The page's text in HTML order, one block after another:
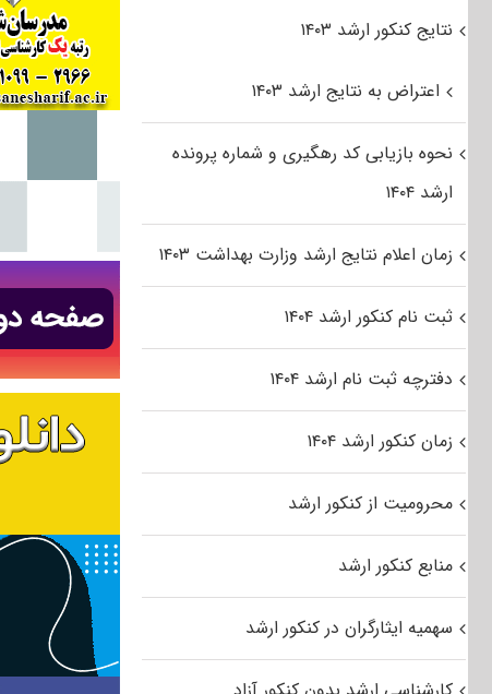
نتایج کنکور ارشد ۱۴۰۳
اعتراض به نتایج ارشد ۱۴۰۳
نحوه بازیابی کد رهگیری و شماره پرونده
ارشد ۱۴۰۴
زمان اعلام نتایج ارشد وزارت بهداشت ۱۴۰۳
ثبت نام کنکور ارشد ۱۴۰۴
دفترچه ثبت نام ارشد ۱۴۰۴
زمان کنکور ارشد ۱۴۰۴
محرومیت از کنکور ارشد
منابع کنکور ارشد
سهمیه ایثارگران در کنکور ارشد